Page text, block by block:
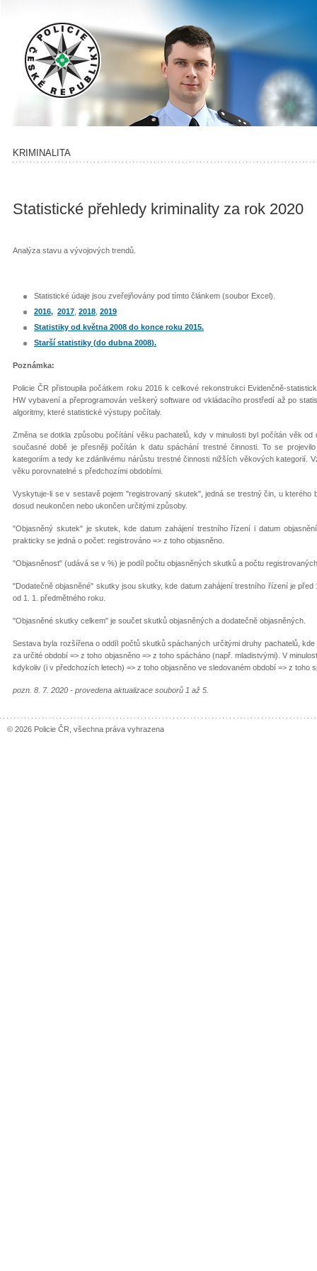
KRIMINALITA
Statistické přehledy kriminality za rok 2020
Analýza stavu a vývojových trendů.
Statistické údaje jsou zveřejňovány pod tímto článkem (soubor Excel).
2016, 2017 2018 2019
Statistiky od května 2008 do konce roku 2015.
Starší statistiky (do dubna 2008).
Poznámka:
Policie ČR přistoupila počátkem roku 2016 k celkové rekonstrukci Evidenčně-
HW vybavení a přeprogramován veškerý software od vkládacího prostředí až po
algoritmy, které statistické výstupy počítaly.
Změna se dotkla způsobu počítání věku pachatelů, kdy v minulosti byl počítán věk
současné době je přesněji počítán k datu spáchání trestné činnosti. To se
kategoriím a tedy ke zdánlivému nárůstu trestné činnosti nižších věkových kategorií.
věku porovnatelné s předchozími obdobími.
Vyskytuje-li se v sestavě pojem "registrovaný skutek", jedná se trestný čin, u kterého
dosud neukončen nebo ukončen určitými způsoby.
"Objasněný skutek" je skutek, kde datum zahájení trestního řízení i datum
prakticky se jedná o počet: registrováno => z toho objasněno.
"Objasněnost" (udává se v %) je podíl počtu objasněných skutků a počtu
"Dodatečně objasněné" skutky jsou skutky, kde datum zahájení trestního řízení je
od 1. 1. předmětného roku.
"Objasněné skutky celkem" je součet skutků objasněných a dodatečně objasněných.
Sestava byla rozšířena o oddíl počtů skutků spáchaných určitými druhy pachatelů,
za určité období => z toho objasněno => z toho spácháno (např. mladistvými). V
kdykoliv (i v předchozích letech) => z toho objasněno ve sledovaném období => z toho
pozn. 8. 7. 2020 - provedena aktualizace souborů 1 až 5.
© 2026 Policie ČR, všechna práva vyhrazena